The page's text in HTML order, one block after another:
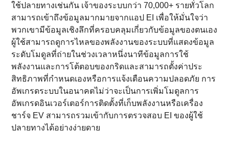
ใช้ปลายทางเช่นกัน เจ้าของระบบกว่า 70,000+ รายทั่วโลก
สามารถเข้าถึงข้อมูลมากมายจากแอป EI เพื่อให้มั่นใจว่า
พวกเขามีข้อมูลเชิงลึกที่ครอบคลุมเกี่ยวกับข้อมูลของตนเอง
ผู้ใช้สามารถดูการไหลของพลังงานของระบบที่แสดงข้อมูล
ระดับโมดูลที่ถ่ายในช่วงเวลาหนึ่งนาทีข้อมูลการใช้
พลังงานและการโต้ตอบของกริดและสามารถตั้งค่าประ
สิทธิภาพที่กําหนดเองหรือการแจ้งเตือนความปลอดภัย การ
อัพเกรดระบบในอนาคตไม่ว่าจะเป็นการเพิ่มโมดูลการ
อัพเกรดอินเวอร์เตอร์การติดตั้งที่เก็บพลังงานหรือเครื่อง
ชาร์จ EV สามารถรวมเข้ากับการตรวจสอบ EI ของผู้ใช้
ปลายทางได้อย่างง่ายดาย